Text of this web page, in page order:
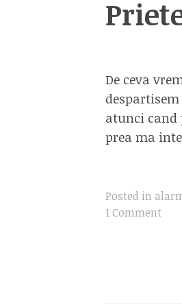
De ceva
atunci cand
prea ma
Posted in
1 Comment